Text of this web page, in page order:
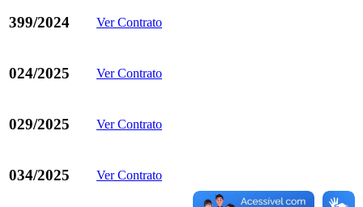
399/2024 Ver Contrato
024/2025 Ver Contrato
029/2025 Ver Contrato
034/2025 Ver Contrato